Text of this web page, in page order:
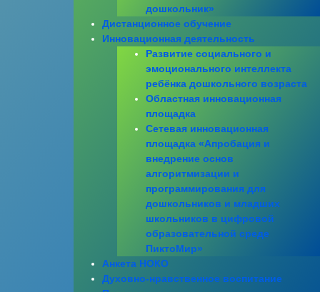
дошкольник»
Дистанционное обучение
Инновационная деятельность
Развитие социального и
эмоционального интеллекта
ребёнка дошкольного возраста
Областная инновационная
площадка
Сетевая инновационная
площадка «Апробация и
внедрение основ
алгоритмизации и
программирования для
дошкольников и младших
школьников в цифровой
образовательной среде
ПиктоМир»
Анкета НОКО
Духовно-нравственное воспитание